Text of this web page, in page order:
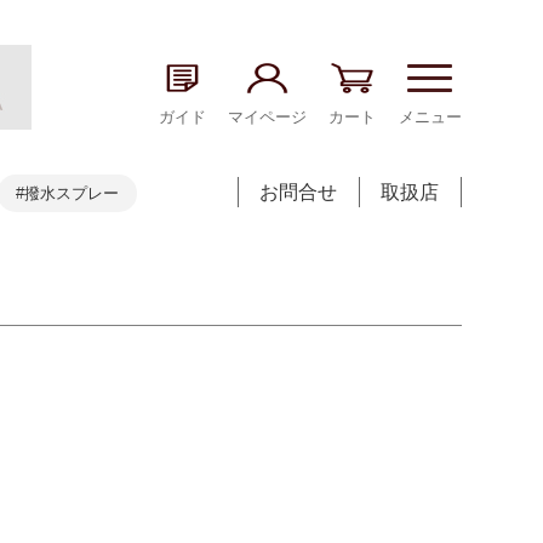
ガイド マイページ カート メニュー
#撥水スプレー お問合せ 取扱店